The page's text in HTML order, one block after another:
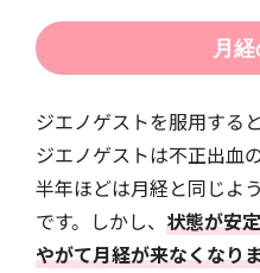
月
ジエノゲストを服用する
ジエノゲストは不正出血
半年ほどは月経と同じよ
です。しかし、 状態が安
やがて月経が来なくなり